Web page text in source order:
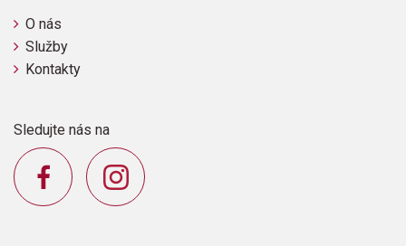
O nás
Služby
Kontakty
Sledujte nás na